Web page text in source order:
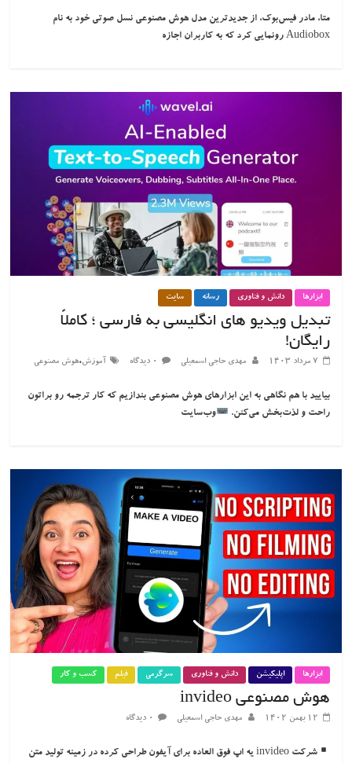
متا، مادر فیس‌بوک، از جدیدترین مدل هوش مصنوعی نسل صوتی خود به نام
Audiobox رونمایی کرد که به کاربران اجازه
ابزارها دانش و فناوری رسانه سایت
تبدیل ویدیو های انگلیسی به فارسی ؛ کاملاً
رایگان!
۷ مرداد ۱۴۰۳ مهدی حاجی اسمعیلی ۰ دیدگاه آموزش،هوش مصنوعی
بیایید با هم نگاهی به این ابزارهای هوش مصنوعی بندازیم که کار ترجمه رو براتون
راحت و لذت‌بخش می‌کنن.
وب‌سایت
ابزارها اپلیکیشن دانش و فناوری سرگرمی فیلم کسب و کار
هوش مصنوعی invideo
۱۲ بهمن ۱۴۰۲ مهدی حاجی اسمعیلی ۰ دیدگاه
شرکت invideo یه اپ فوق العاده برای آیفون طراحی کرده در زمینه تولید متن